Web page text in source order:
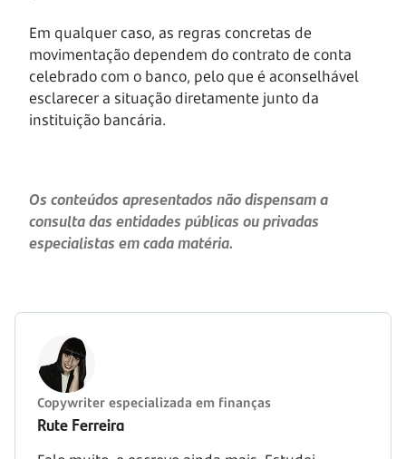
Em qualquer caso, as regras concretas de
movimentação dependem do contrato de conta
celebrado com o banco, pelo que é aconselhável
esclarecer a situação diretamente junto da
instituição bancária.
Os conteúdos apresentados não dispensam a
consulta das entidades públicas ou privadas
especialistas em cada matéria.
Copywriter especializada em finanças
Rute Ferreira